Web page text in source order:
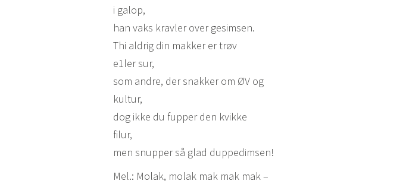
i galop,
han vaks kravler over gesimsen.
Thi aldrig din makker er trøv
e1ler sur,
som andre, der snakker om ØV og
kultur,
dog ikke du fupper den kvikke
filur,
men snupper så glad duppedimsen!
Mel.: Molak, molak mak mak mak –